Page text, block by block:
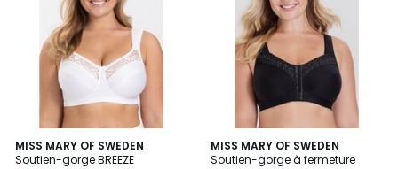
MISS MARY OF SWEDEN
Soutien-gorge BREEZE
2
Couleurs
MISS MARY OF SWEDEN
Soutien-gorge à fermeture
5
/